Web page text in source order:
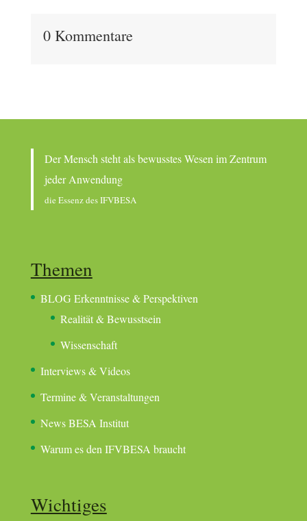
0 Kommentare
Der Mensch steht als bewusstes Wesen im Zentrum
jeder Anwendung
die Essenz des IFVBESA
Themen
BLOG Erkenntnisse & Perspektiven
Realität & Bewusstsein
Wissenschaft
Interviews & Videos
Termine & Veranstaltungen
News BESA Institut
Warum es den IFVBESA braucht
Wichtiges